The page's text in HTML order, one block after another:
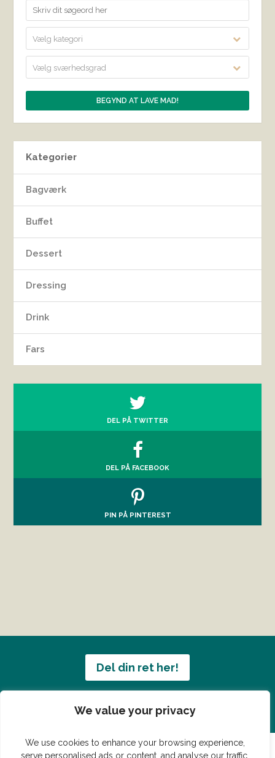
We value your privacy
We use cookies to enhance your browsing experience,
serve personalised ads or content, and analyse our traffic.
Vælg kategori
Vælg sværhedsgrad
Kategorier
Bagværk
Buffet
Dessert
Dressing
Drink
Fars
DEL PÅ TWITTER
DEL PÅ FACEBOOK
PIN PÅ PINTEREST
Del din ret her!
Har du en konge ret du vil dele?